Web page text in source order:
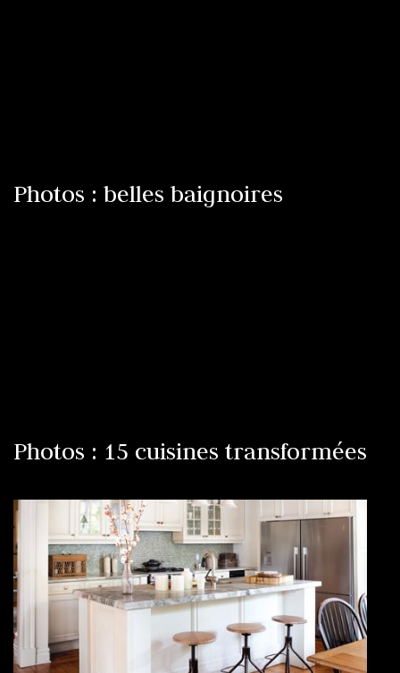
Photos : belles baignoires
Photos : 15 cuisines transformées